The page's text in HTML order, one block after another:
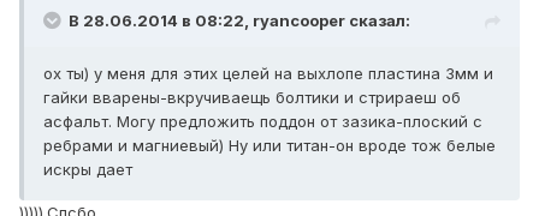
В 28.06.2014 в 08:22, ryancooper сказал:
ох ты) у меня для этих целей на выхлопе пластина 3мм и
гайки вварены-вкручиваещь болтики и стрираеш об
асфальт. Могу предложить поддон от зазика-плоский с
ребрами и магниевый) Ну или титан-он вроде тож белые
искры дает